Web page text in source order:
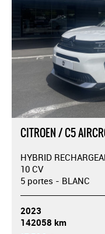
CITROEN / C5
HYBRID
10 CV
5 portes - BLANC
2023
142058 km